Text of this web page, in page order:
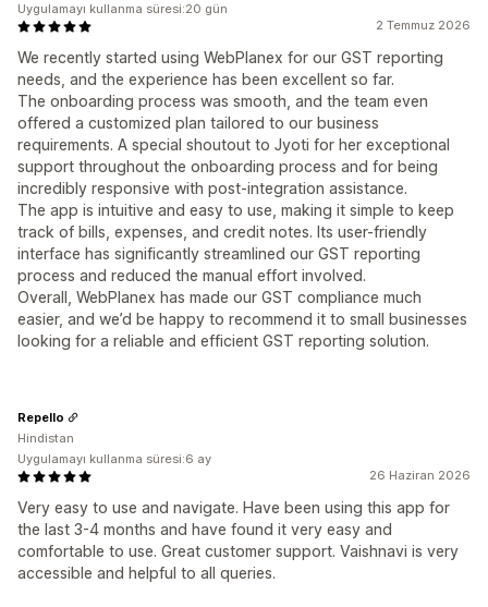
2 Temmuz 2026
We recently started using WebPlanex for our GST reporting
needs, and the experience has been excellent so far.
The onboarding process was smooth, and the team even
offered a customized plan tailored to our business
requirements. A special shoutout to Jyoti for her exceptional
support throughout the onboarding process and for being
incredibly responsive with post-integration assistance.
The app is intuitive and easy to use, making it simple to keep
track of bills, expenses, and credit notes. Its user-friendly
interface has significantly streamlined our GST reporting
process and reduced the manual effort involved.
Overall, WebPlanex has made our GST compliance much
easier, and we’d be happy to recommend it to small businesses
looking for a reliable and efficient GST reporting solution.
Uygulamayı kullanma süresi:20 gün
26 Haziran 2026
Very easy to use and navigate. Have been using this app for
the last 3-4 months and have found it very easy and
comfortable to use. Great customer support. Vaishnavi is very
accessible and helpful to all queries.
Repello
Hindistan
Uygulamayı kullanma süresi:6 ay